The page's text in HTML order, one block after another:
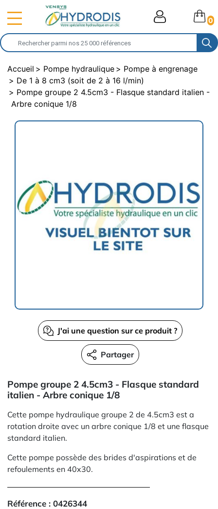
0
Accueil Pompe hydraulique
Pompe à engrenage
De 1 à 8 cm3 (soit de 2 à 16 l/min)
Pompe groupe 2 4.5cm3 - Flasque standard italien -
Arbre conique 1/8
J'ai une question sur ce produit ?
Partager
Pompe groupe 2 4.5cm3 - Flasque standard
italien - Arbre conique 1/8
Cette pompe hydraulique groupe 2 de 4.5cm3 est a
rotation droite avec un arbre conique 1/8 et une flasque
standard italien.
Cette pompe possède des brides d'aspirations et de
refoulements en 40x30.
Référence : 0426344